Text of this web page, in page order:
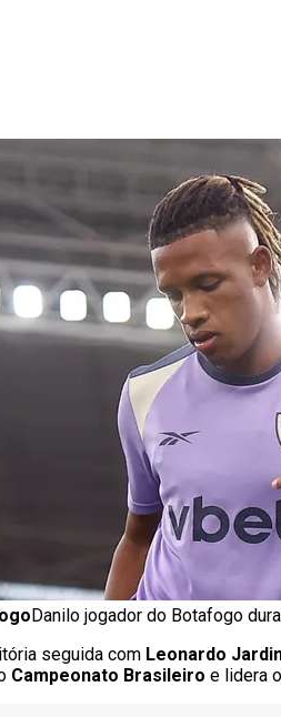
Danilo jogador do Botafogo
seguida com Leonardo
Campeonato Brasileiro e lidera o